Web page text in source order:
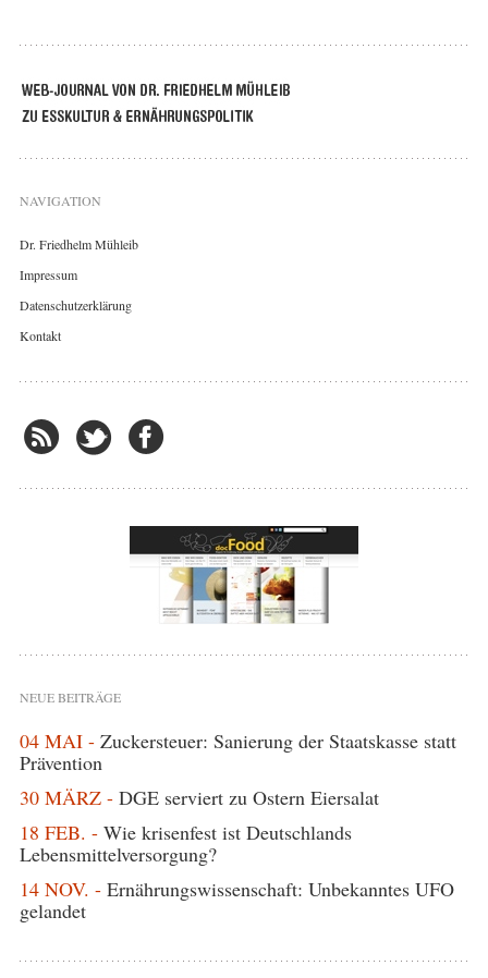
NAVIGATION
Dr. Friedhelm Mühleib
Impressum
Datenschutzerklärung
Kontakt
NEUE BEITRÄGE
04 MAI - Zuckersteuer: Sanierung der Staatskasse statt
Prävention
30 MÄRZ - DGE serviert zu Ostern Eiersalat
18 FEB. - Wie krisenfest ist Deutschlands
Lebensmittelversorgung?
14 NOV. - Ernährungswissenschaft: Unbekanntes UFO
gelandet